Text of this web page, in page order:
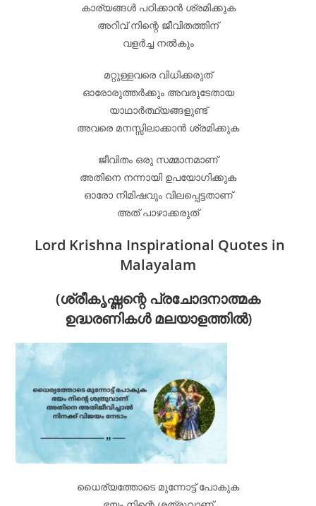
കാര്യങ്ങൾ പഠിക്കാൻ ശ്രമിക്കുക
അറിവ് നിന്റെ ജീവിതത്തിന്
വളർച്ച നൽകും
മറ്റുള്ളവരെ വിധിക്കരുത്
ഓരോരുത്തർക്കും അവരുടേതായ
യാഥാർത്ഥ്യങ്ങളുണ്ട്
അവരെ മനസ്സിലാക്കാൻ ശ്രമിക്കുക
ജീവിതം ഒരു സമ്മാനമാണ്
അതിനെ നന്നായി ഉപയോഗിക്കുക
ഓരോ നിമിഷവും വിലപ്പെട്ടതാണ്
അത് പാഴാക്കരുത്
Lord Krishna Inspirational Quotes in
Malayalam
(ശ്രീകൃഷ്ണന്റെ പ്രചോദനാത്മക
ഉദ്ധരണികൾ മലയാളത്തിൽ)
ധൈര്യത്തോടെ മുന്നോട്ട് പോകുക